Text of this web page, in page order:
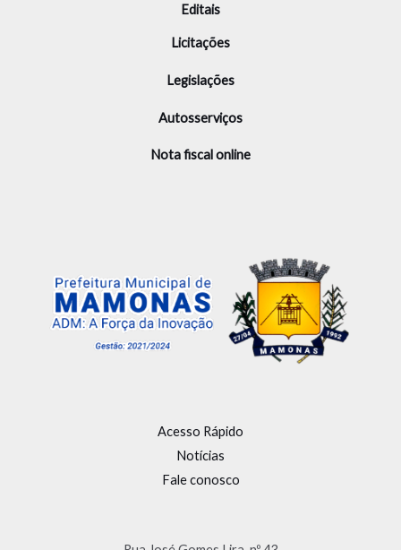
Editais
Licitações
Legislações
Autosserviços
Nota fiscal online
Acesso Rápido
Notícias
Fale conosco